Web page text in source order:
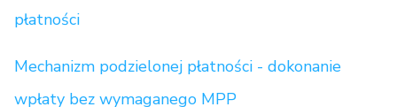
płatności
Mechanizm podzielonej płatności - dokonanie
wpłaty bez wymaganego MPP